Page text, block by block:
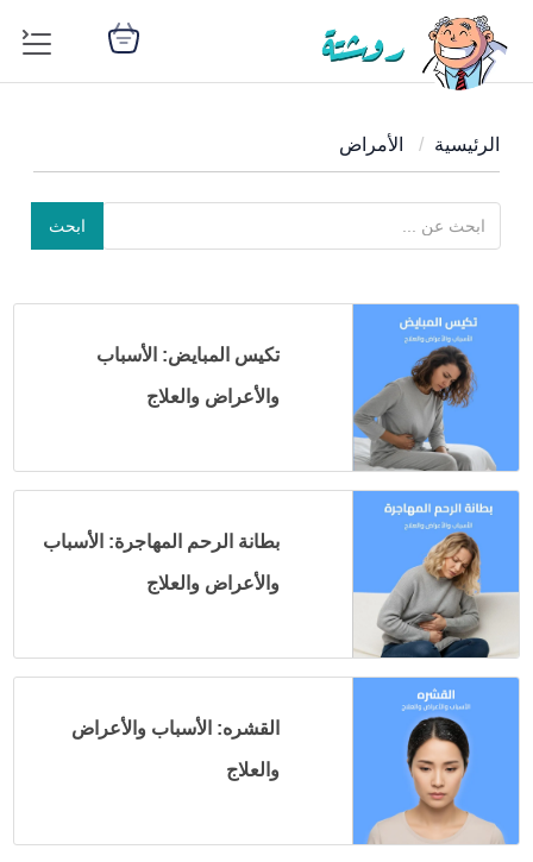
الرئيسية الأمراض
ابحث
تكيس المبايض: الأسباب
والأعراض والعلاج
بطانة الرحم المهاجرة: الأسباب
والأعراض والعلاج
القشره: الأسباب والأعراض
والعلاج